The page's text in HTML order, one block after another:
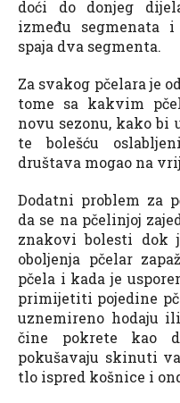
doći do donjeg
između segmenata
spaja dva segmenta.
Za svakog pčelara je
tome sa kakvim
novu sezonu, kako bi
te bolešću
društava mogao na
Dodatni problem za
da se na pčelinjoj
znakovi bolesti dok
oboljenja pčelar
pčela i kada je
primijetiti pojedine
uznemireno hodaju
čine pokrete kao
pokušavaju skinuti
tlo ispred košnice i